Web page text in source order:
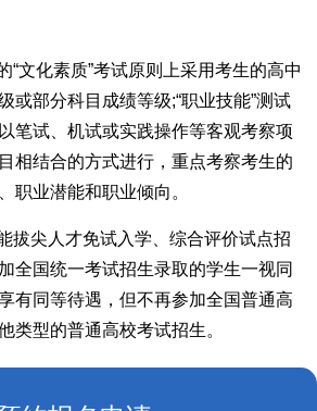
“文化素质”考试原则上采用考生的高中
或部分科目成绩等级;“职业技能”测试
笔试、机试或实践操作等客观考察项
相结合的方式进行，重点考察考生的
职业潜能和职业倾向。
拔尖人才免试入学、综合评价试点招
全国统一考试招生录取的学生一视同
有同等待遇，但不再参加全国普通高
类型的普通高校考试招生。